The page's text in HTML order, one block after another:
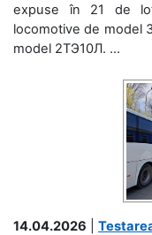
expuse în 21 de
locomotive de model
model 2ТЭ10Л. ...
14.04.2026